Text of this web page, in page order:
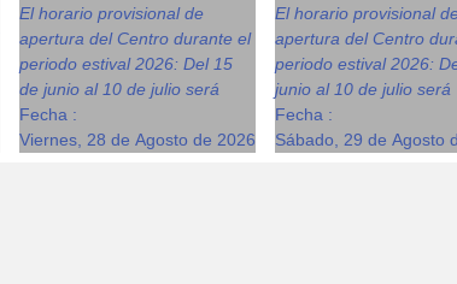
El horario provisional de
apertura del Centro durante el
periodo estival 2026: Del 15
de junio al 10 de julio será
Fecha :
Viernes, 28 de Agosto de 2026
El horario provisional
apertura del Centro
periodo estival 2026:
junio al 10 de julio será
Fecha :
Sábado, 29 de Agosto